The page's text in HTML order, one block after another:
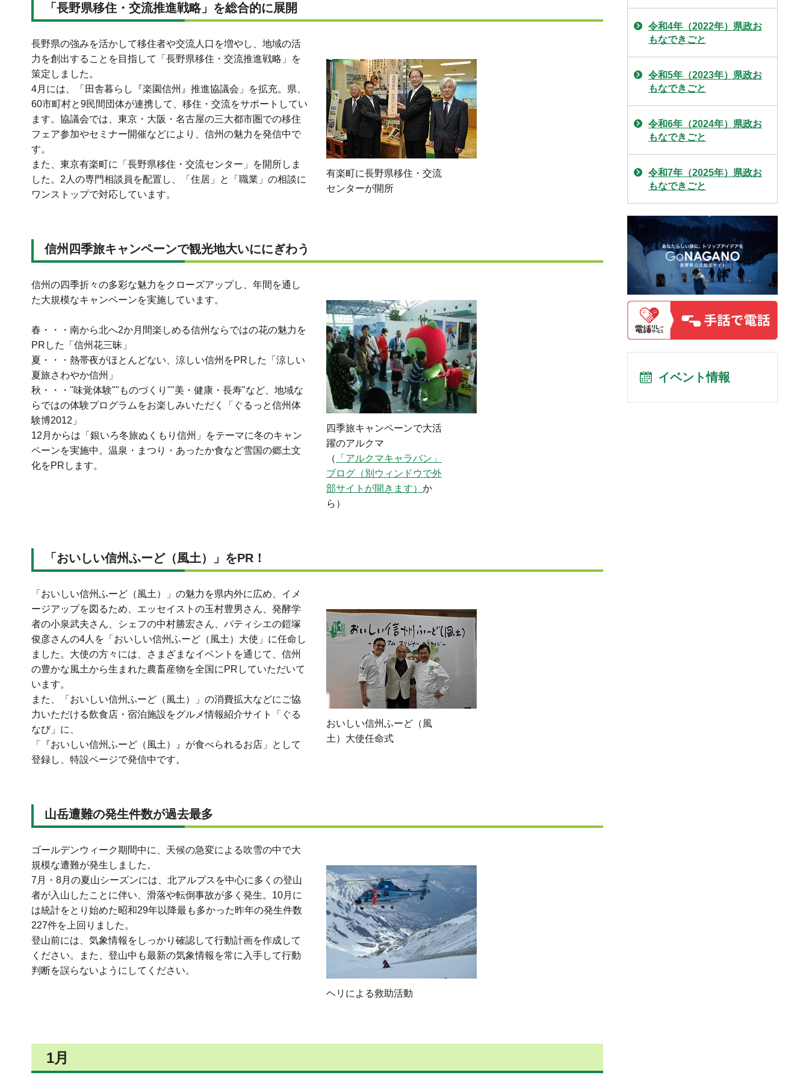
「長野県移住・交流推進戦略」を総合的に展開
長野県の強みを活かして移住者や交流人口を増やし、地域の活
力を創出することを目指して「長野県移住・交流推進戦略」を
策定しました。
4月には、「田舎暮らし『楽園信州』推進協議会」を拡充。県、
60市町村と9民間団体が連携して、移住・交流をサポートしてい
ます。協議会では、東京・大阪・名古屋の三大都市圏での移住
フェア参加やセミナー開催などにより、信州の魅力を発信中で
す。
また、東京有楽町に「長野県移住・交流センター」を開所しま
した。2人の専門相談員を配置し、「住居」と「職業」の相談に
ワンストップで対応しています。
有楽町に長野県移住・交流
センターが開所
信州四季旅キャンペーンで観光地大いににぎわう
信州の四季折々の多彩な魅力をクローズアップし、年間を通し
た大規模なキャンペーンを実施しています。
春・・・南から北へ2か月間楽しめる信州ならではの花の魅力を
PRした「信州花三昧」
夏・・・熱帯夜がほとんどない、涼しい信州をPRした「涼しい
夏旅さわやか信州」
秋・・・"味覚体験""ものづくり""美・健康・長寿"など、地域な
らではの体験プログラムをお楽しみいただく「ぐるっと信州体
験博2012」
12月からは「銀いろ冬旅ぬくもり信州」をテーマに冬のキャン
ペーンを実施中。温泉・まつり・あったか食など雪国の郷土文
化をPRします。
四季旅キャンペーンで大活
躍のアルクマ
（
「アルクマキャラバン」
ブログ（別ウィンドウで外
部サイトが開きます） か
ら）
「おいしい信州ふーど（風土）」をPR！
「おいしい信州ふーど（風土）」の魅力を県内外に広め、イメ
ージアップを図るため、エッセイストの玉村豊男さん、発酵学
者の小泉武夫さん、シェフの中村勝宏さん、パティシエの鎧塚
俊彦さんの4人を「おいしい信州ふーど（風土）大使」に任命し
ました。大使の方々には、さまざまなイベントを通じて、信州
の豊かな風土から生まれた農畜産物を全国にPRしていただいて
います。
また、「おいしい信州ふーど（風土）」の消費拡大などにご協
力いただける飲食店・宿泊施設をグルメ情報紹介サイト「ぐる
なび」に、
「『おいしい信州ふーど（風土）』が食べられるお店」として
登録し、特設ページで発信中です。
おいしい信州ふーど（風
土）大使任命式
山岳遭難の発生件数が過去最多
ゴールデンウィーク期間中に、天候の急変による吹雪の中で大
規模な遭難が発生しました。
7月・8月の夏山シーズンには、北アルプスを中心に多くの登山
者が入山したことに伴い、滑落や転倒事故が多く発生。10月に
は統計をとり始めた昭和29年以降最も多かった昨年の発生件数
227件を上回りました。
登山前には、気象情報をしっかり確認して行動計画を作成して
ください。また、登山中も最新の気象情報を常に入手して行動
判断を誤らないようにしてください。
ヘリによる救助活動
1月
令和4年（2022年）県政お
もなできごと
令和5年（2023年）県政お
もなできごと
令和6年（2024年）県政お
もなできごと
令和7年（2025年）県政お
もなできごと
イベント情報